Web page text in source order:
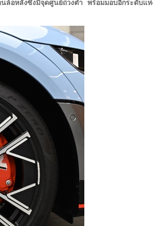
ล้อหลังซึ่งมีจุดศูนย์ถ่วงต่ำ พร้อมมอบอีกระดับแ